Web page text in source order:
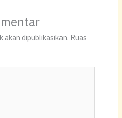
ar
e
akan dipublikasikan. Ruas